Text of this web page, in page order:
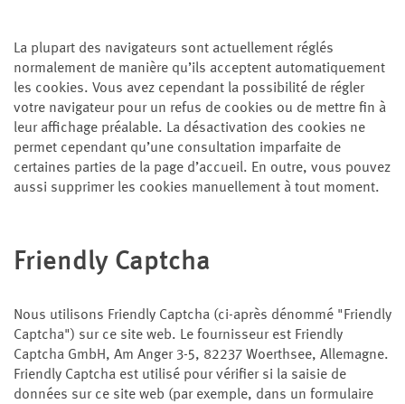
La plupart des navigateurs sont actuellement réglés
normalement de manière qu’ils acceptent automatiquement
les cookies. Vous avez cependant la possibilité de régler
votre navigateur pour un refus de cookies ou de mettre fin à
leur affichage préalable. La désactivation des cookies ne
permet cependant qu’une consultation imparfaite de
certaines parties de la page d’accueil. En outre, vous pouvez
aussi supprimer les cookies manuellement à tout moment.
Friendly Captcha
Nous utilisons Friendly Captcha (ci-après dénommé "Friendly
Captcha") sur ce site web. Le fournisseur est Friendly
Captcha GmbH, Am Anger 3-5, 82237 Woerthsee, Allemagne.
Friendly Captcha est utilisé pour vérifier si la saisie de
données sur ce site web (par exemple, dans un formulaire